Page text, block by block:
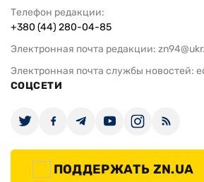
Телефон редакции:
+380 (44) 280-04-85
Электронная почта редакции:
Электронная почта службы новостей:
СОЦСЕТИ
ПОДДЕРЖАТЬ ZN.UA